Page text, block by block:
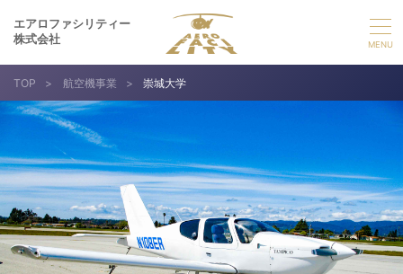
エアロファシリティー
株式会社
選ばれる理由
実績紹介
企業情報
TOP > 航空機事業 > 崇城大学